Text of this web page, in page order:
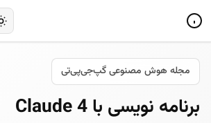
مجله هوش مصنوعی گپ‌جی‌پی‌تی
برنامه نویسی با Claude 4